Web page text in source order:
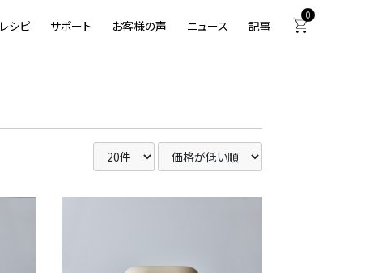
レシピ サポート お客様の声 ニュース 記事
0